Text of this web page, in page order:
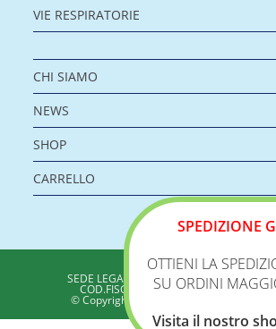
VIE RESPIRATORIE
CHI SIAMO
NEWS
SHOP
CARRELLO
BIOLOGICA S.R.L.
SEDE LEGALE: VIA DELLA ZECCA 1 –
COD.FISC./P.IVA: 04198960371 - REA:
© Copyright 2020 - Biologica – Integratori
SPEDIZIONE
OTTIENI LA
SU ORDINI
Visita il nostro